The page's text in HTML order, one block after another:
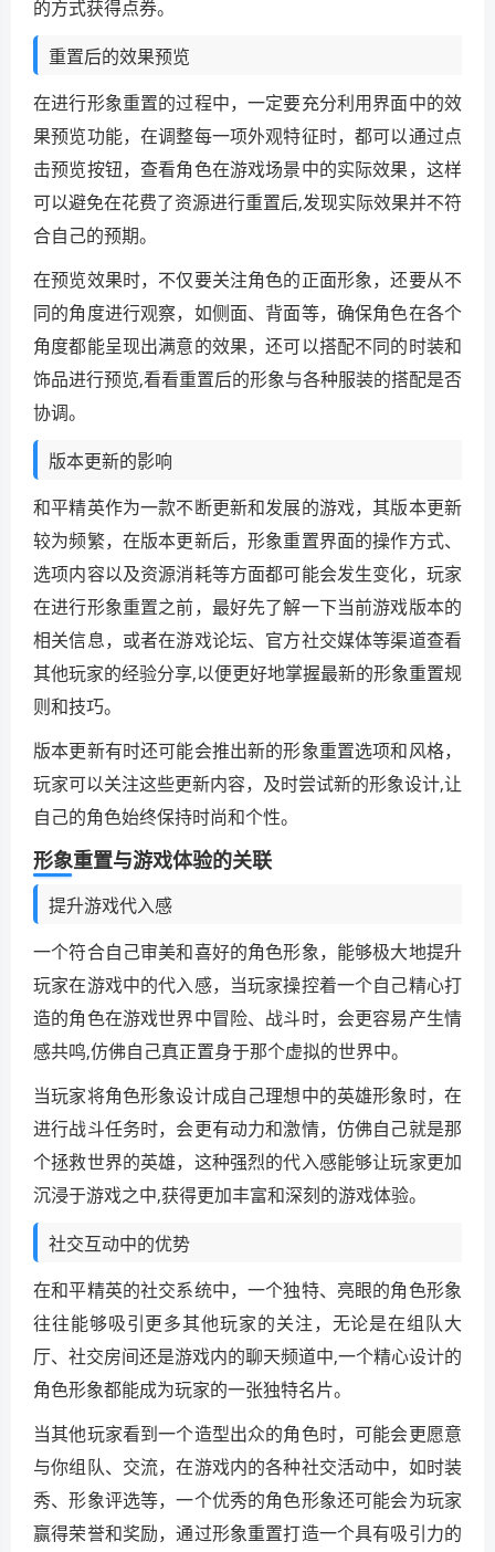
的方式获得点券。
重置后的效果预览
在进行形象重置的过程中，一定要充分利用界面中的效
果预览功能，在调整每一项外观特征时，都可以通过点
击预览按钮，查看角色在游戏场景中的实际效果，这样
可以避免在花费了资源进行重置后,发现实际效果并不符
合自己的预期。
在预览效果时，不仅要关注角色的正面形象，还要从不
同的角度进行观察，如侧面、背面等，确保角色在各个
角度都能呈现出满意的效果，还可以搭配不同的时装和
饰品进行预览,看看重置后的形象与各种服装的搭配是否
协调。
版本更新的影响
和平精英作为一款不断更新和发展的游戏，其版本更新
较为频繁，在版本更新后，形象重置界面的操作方式、
选项内容以及资源消耗等方面都可能会发生变化，玩家
在进行形象重置之前，最好先了解一下当前游戏版本的
相关信息，或者在游戏论坛、官方社交媒体等渠道查看
其他玩家的经验分享,以便更好地掌握最新的形象重置规
则和技巧。
版本更新有时还可能会推出新的形象重置选项和风格，
玩家可以关注这些更新内容，及时尝试新的形象设计,让
自己的角色始终保持时尚和个性。
形象重置与游戏体验的关联
提升游戏代入感
一个符合自己审美和喜好的角色形象，能够极大地提升
玩家在游戏中的代入感，当玩家操控着一个自己精心打
造的角色在游戏世界中冒险、战斗时，会更容易产生情
感共鸣,仿佛自己真正置身于那个虚拟的世界中。
当玩家将角色形象设计成自己理想中的英雄形象时，在
进行战斗任务时，会更有动力和激情，仿佛自己就是那
个拯救世界的英雄，这种强烈的代入感能够让玩家更加
沉浸于游戏之中,获得更加丰富和深刻的游戏体验。
社交互动中的优势
在和平精英的社交系统中，一个独特、亮眼的角色形象
往往能够吸引更多其他玩家的关注，无论是在组队大
厅、社交房间还是游戏内的聊天频道中,一个精心设计的
角色形象都能成为玩家的一张独特名片。
当其他玩家看到一个造型出众的角色时，可能会更愿意
与你组队、交流，在游戏内的各种社交活动中，如时装
秀、形象评选等，一个优秀的角色形象还可能会为玩家
赢得荣誉和奖励，通过形象重置打造一个具有吸引力的